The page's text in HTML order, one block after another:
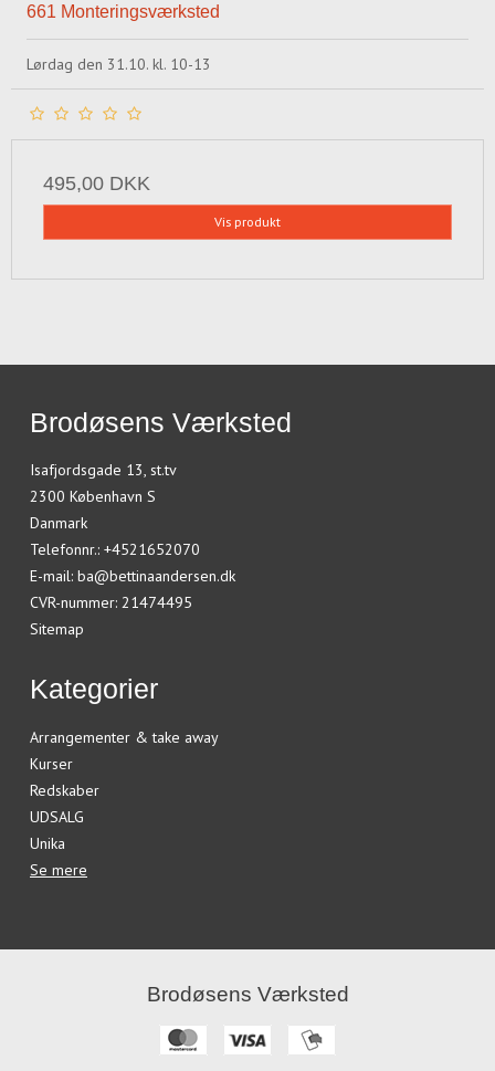
661 Monteringsværksted
Lørdag den 31.10. kl. 10-13
495,00 DKK
Vis produkt
Brodøsens Værksted
Isafjordsgade 13, st.tv
2300 København S
Danmark
Telefonnr.: +4521652070
E-mail: ba@bettinaandersen.dk
CVR-nummer: 21474495
Sitemap
Kategorier
Arrangementer & take away
Kurser
Redskaber
UDSALG
Unika
Se mere
Brodøsens Værksted